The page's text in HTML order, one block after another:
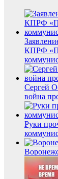
КПРФ
Сергей
война
Руки